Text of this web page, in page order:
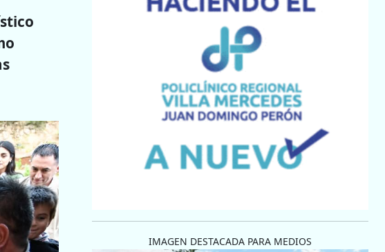
IMAGEN DESTACADA PARA MEDIOS